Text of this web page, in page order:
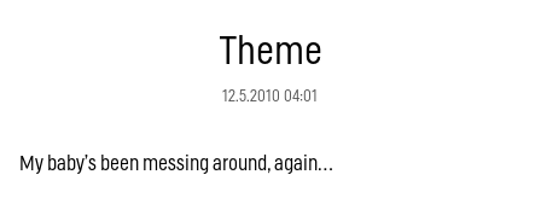
Theme
12.5.2010 04:01
My baby’s been messing around, again…